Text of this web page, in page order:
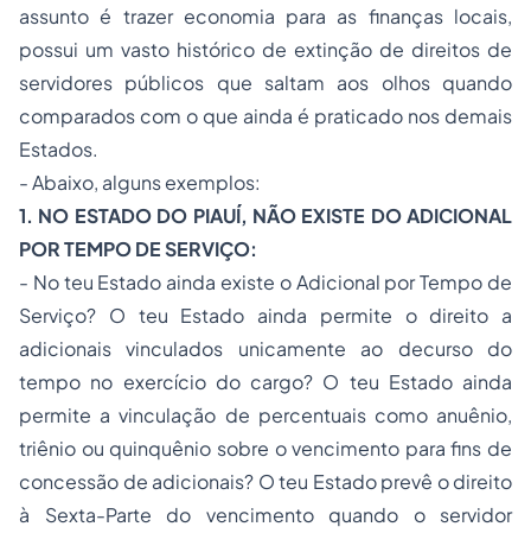
assunto é trazer economia para as finanças locais,
possui um vasto histórico de extinção de direitos de
servidores públicos que saltam aos olhos quando
comparados com o que ainda é praticado nos demais
Estados.
- Abaixo, alguns exemplos:
1. NO ESTADO DO PIAUÍ, NÃO EXISTE DO ADICIONAL
POR TEMPO DE SERVIÇO:
- No teu Estado ainda existe o Adicional por Tempo de
Serviço? O teu Estado ainda permite o direito a
adicionais vinculados unicamente ao decurso do
tempo no exercício do cargo? O teu Estado ainda
permite a vinculação de percentuais como anuênio,
triênio ou quinquênio sobre o vencimento para fins de
concessão de adicionais? O teu Estado prevê o direito
à Sexta-Parte do vencimento quando o servidor